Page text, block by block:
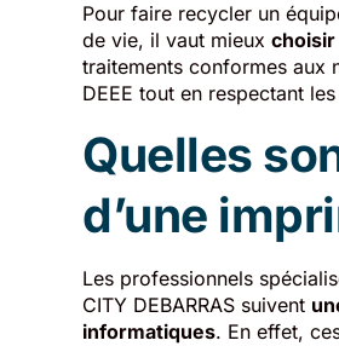
Pour faire recycler un
de vie, il vaut mieux
traitements conformes aux
DEEE tout en respectant
Quelles
d’une
Les professionnels
CITY DEBARRAS suivent
informatiques. En effet,